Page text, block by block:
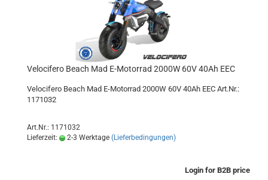
Velocifero Beach Mad E-Motorrad 2000W 60V 40Ah EEC
Velocifero Beach Mad E-Motorrad 2000W 60V 40Ah EEC Art.Nr.:
1171032
Art.Nr.: 1171032
Lieferzeit:
2-3 Werktage (Lieferbedingungen)
Login for B2B price